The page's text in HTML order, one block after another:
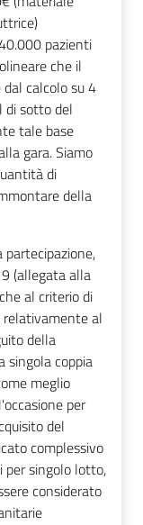
pazienti
che il
calcolo su 4
di sotto del
tale base
gara. Siamo
di
della
partecipazione,
(allegata alla
al criterio di
al
della
singola coppia
meglio
per
del
complessivo
per singolo lotto,
considerato